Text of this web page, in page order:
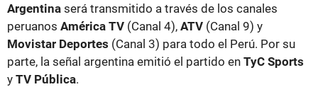
Argentina será transmitido a través de los canales
peruanos América TV (Canal 4), ATV (Canal 9) y
Movistar Deportes (Canal 3) para todo el Perú. Por su
parte, la señal argentina emitió el partido en TyC Sports
y TV Pública.